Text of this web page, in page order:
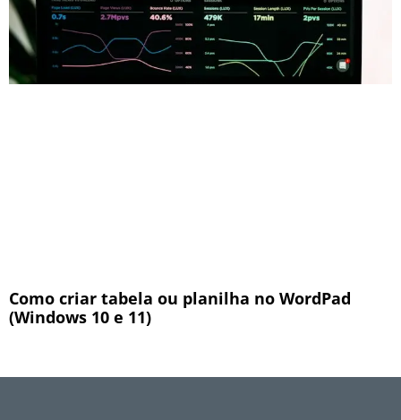
Como criar tabela ou planilha no WordPad
(Windows 10 e 11)